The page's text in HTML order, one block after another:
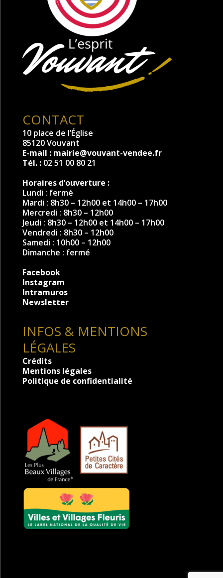
CONTACT
10 place de l’Église
85120 Vouvant
E-mail : mairie@vouvant-vendee.fr
Tél. : 02 51 00 80 21
Horaires d’ouverture :
Lundi : fermé
Mardi : 8h30 – 12h00 et 14h00 – 17h00
Mercredi : 8h30 – 12h00
Jeudi : 8h30 – 12h00 et 14h00 – 17h00
Vendredi : 8h30 – 12h00
Samedi : 10h00 – 12h00
Dimanche : fermé
Facebook
Instagram
Intramuros
Newsletter
INFOS & MENTIONS
LÉGALES
Crédits
Mentions légales
Politique de confidentialité